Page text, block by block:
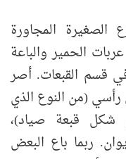
المجاورة
الحمير والباعة
قسم القبعات. أصر
(من النوع الذي
شكل قبعة صياد)،
أنها رخيصة بسعر 500 يوان. ربما باع البعض